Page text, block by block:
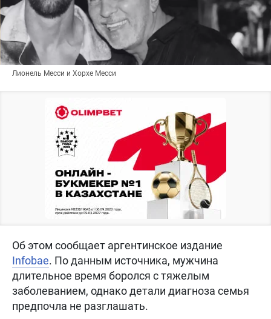
Лионель Месси и Хорхе Месси
Об этом сообщает аргентинское издание
Infobae. По данным источника, мужчина
длительное время боролся с тяжелым
заболеванием, однако детали диагноза семья
предпочла не разглашать.